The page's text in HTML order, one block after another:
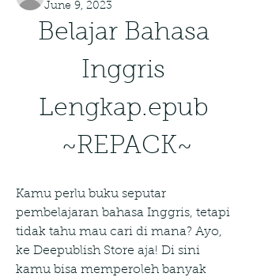
June 9, 2023
Belajar Bahasa
Inggris
Lengkap.epub
~REPACK~
Kamu perlu buku seputar
pembelajaran bahasa Inggris, tetapi
tidak tahu mau cari di mana? Ayo,
ke Deepublish Store aja! Di sini
kamu bisa memperoleh banyak